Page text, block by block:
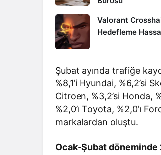
Valorant
Hedefleme
Şubat ayında trafiğe
%8,1’i Hyundai, %6,2’si
Citroen, %3,2’si Honda,
%2,0’ı Toyota, %2,0’ı
markalardan oluştu.
Ocak-Şubat döneminde